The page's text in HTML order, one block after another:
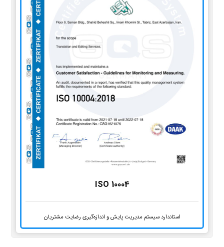
ISO 10004
استاندارد سیستم مدیریت پایش و اندازه‌گیری رضایت مشتریان